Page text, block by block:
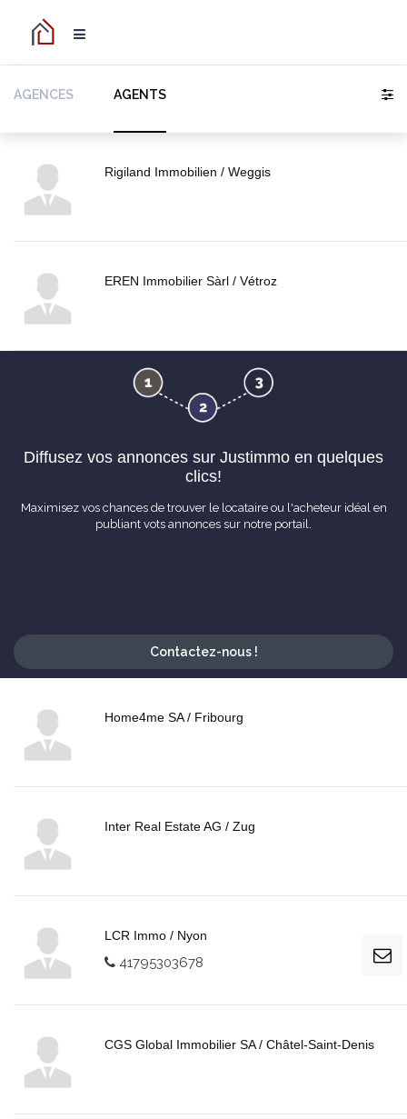
AGENCES AGENTS
Rigiland Immobilien / Weggis
EREN Immobilier Sàrl / Vétroz
Diffusez vos annonces sur Justimmo en quelques
clics!
Maximisez vos chances de trouver le locataire ou l'acheteur idéal en
publiant vots annonces sur notre portail.
Contactez-nous !
Home4me SA / Fribourg
Inter Real Estate AG / Zug
LCR Immo / Nyon
41795303678
CGS Global Immobilier SA / Châtel-Saint-Denis